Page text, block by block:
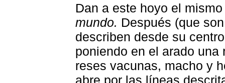
Dan a este hoyo el
mundo. Después (que
describen desde su
poniendo en el arado
reses vacunas, macho y
abre por las líneas